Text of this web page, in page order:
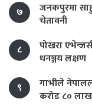
७
जनकपुरमा
चेतावनी
८
पोखरा
धनञ्जय लक्षण
९
गाभीले
करोड ८०